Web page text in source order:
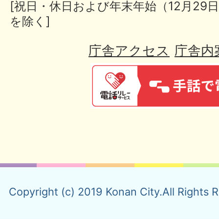
[祝日・休日および年末年始（12月29
を除く]
庁舎アクセス 庁舎内
Copyright (c) 2019 Konan City.All Rights